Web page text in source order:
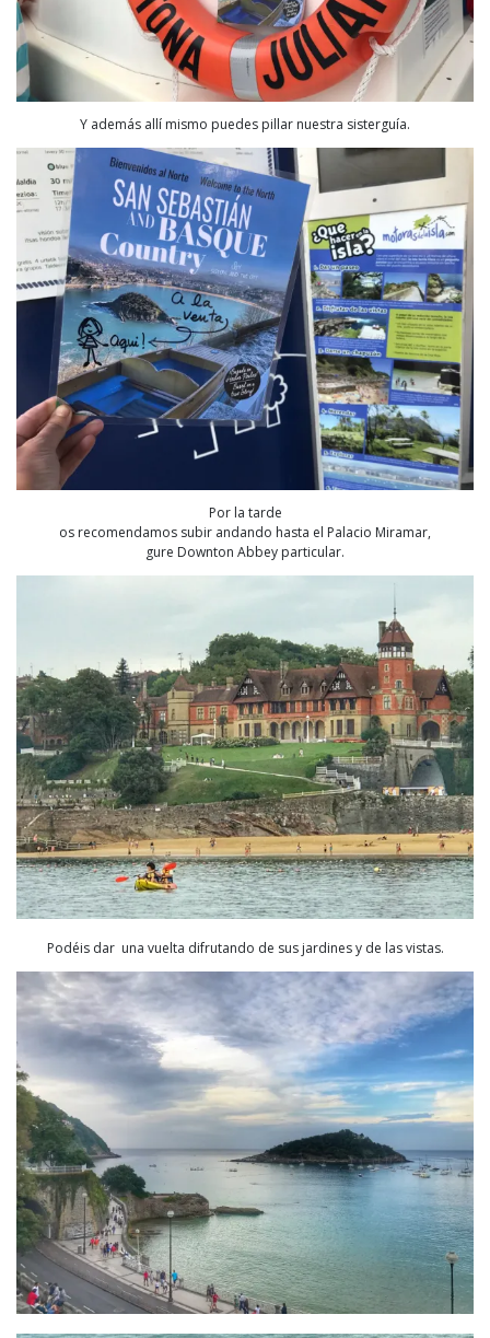
Y además allí mismo puedes pillar nuestra sisterguía.
Por la tarde
os recomendamos subir andando hasta el Palacio Miramar,
gure Downton Abbey particular.
Podéis dar una vuelta difrutando de sus jardines y de las vistas.